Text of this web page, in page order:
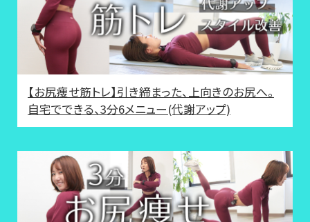
【お尻痩せ筋トレ】引き締まった、上向きのお尻へ。
自宅でできる、3分6メニュー(代謝アップ)